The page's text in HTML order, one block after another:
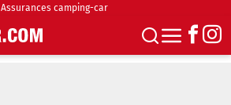
Assurances camping-car